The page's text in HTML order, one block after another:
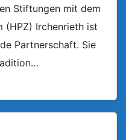
Stiftungen mit dem
(HPZ) Irchenrieth ist
Partnerschaft. Sie